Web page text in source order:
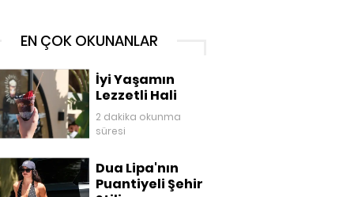
EN ÇOK OKUNANLAR
İyi Yaşamın
Lezzetli Hali
2 dakika okunma
süresi
Dua Lipa'nın
Puantiyeli Şehir